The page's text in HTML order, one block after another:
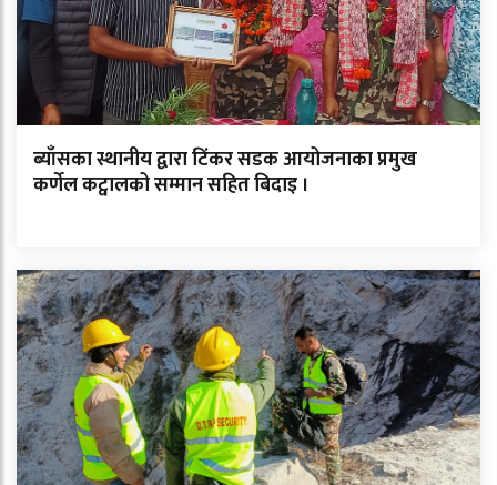
ब्याँसका स्थानीय द्वारा टिंकर सडक आयोजनाका प्रमुख
कर्णेल कट्वालको सम्मान सहित बिदाइ ।